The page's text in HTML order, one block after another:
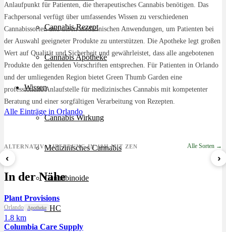
Cannabis Rezept
Cannabis Apotheke
Wissen
Cannabis Wirkung
Medizinisches Cannabis
Cannabinoide
THC
Anlaufpunkt für Patienten, die therapeutisches Cannabis benötigen. Das
Fachpersonal verfügt über umfassendes Wissen zu verschiedenen
Cannabissorten und deren medizinischen Anwendungen, um Patienten bei
der Auswahl geeigneter Produkte zu unterstützen. Die Apotheke legt großen
Wert auf Qualität und Sicherheit und gewährleistet, dass alle angebotenen
Produkte den geltenden Vorschriften entsprechen. Für Patienten in Orlando
und der umliegenden Region bietet Green Thumb Garden eine
professionelle Anlaufstelle für medizinisches Cannabis mit kompetenter
Beratung und einer sorgfältigen Verarbeitung von Rezepten.
Alle Einträge in Orlando
ALTERNATIV: LIEFERUNG IN 48H MIT ZEN Alle Sorten →
‹
Sour Mintz Haze
ab 5,99 €/g
›
In der Nähe
Plant Provisions
Orlando Apotheke
1.8 km
Columbia Care Supply